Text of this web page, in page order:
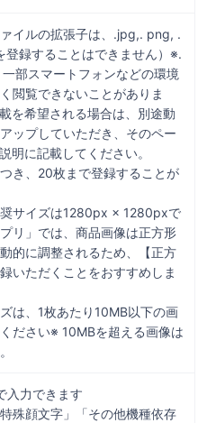
ァイルの拡張子は、.jpg,. png, .
登録することはできません）※.
部スマートフォンなどの環境
閲覧できないことがありま
を希望される場合は、別途動
ップしていただき、そのペー
明に記載してください。
き、20枚まで登録することが
奨サイズは1280px × 1280pxで
リ」では、商品画像は正方形
的に調整されるため、【正方
いただくことをおすすめしま
は、1枚あたり10MB以下の画
ださい※ 10MBを超える画像は
入力できます
殊顔文字」「その他機種依存